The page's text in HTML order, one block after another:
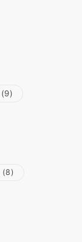
(9)
(8)